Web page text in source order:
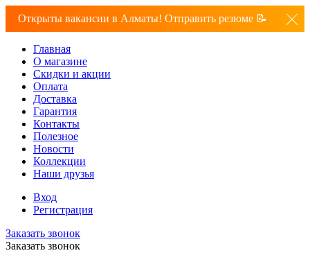
Открыты вакансии в Алматы! Отправить резюме 📝
Главная
О магазине
Скидки и акции
Оплата
Доставка
Гарантия
Контакты
Полезное
Новости
Коллекции
Наши друзья
Вход
Регистрация
Заказать звонок
Заказать звонок